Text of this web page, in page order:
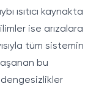
ısıtıcı kaynakta
ise arızalara
tüm sistemin
bu